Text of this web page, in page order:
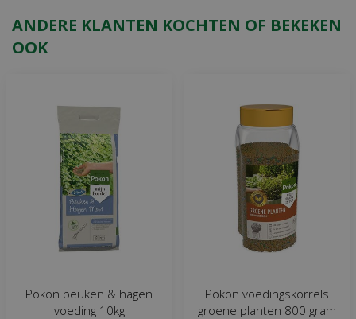
ANDERE KLANTEN KOCHTEN OF BEKEKEN
OOK
Pokon beuken & hagen
voeding 10kg
Pokon voedingskorrels
groene planten 800 gram